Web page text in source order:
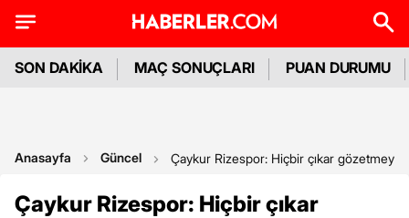
SON DAKİKA MAÇ SONUÇLARI PUAN DURUMU
Anasayfa Güncel Çaykur Rizespor: Hiçbir çıkar
Çaykur Rizespor: Hiçbir çıkar